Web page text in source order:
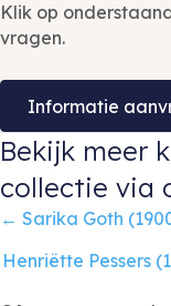
Klik op
vragen.
Informatie
Bekijk meer
collectie via
Posts
navigation
← Sarika Goth
Henriëtte Pessers